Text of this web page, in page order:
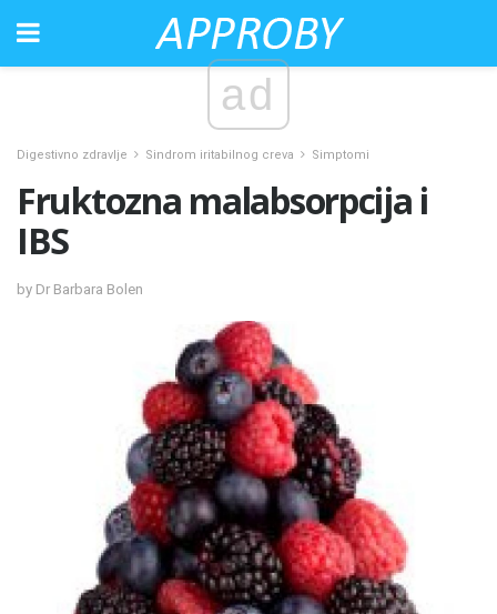
ad
Digestivno zdravlje Sindrom iritabilnog creva Simptomi
Fruktozna malabsorpcija i
IBS
by Dr Barbara Bolen